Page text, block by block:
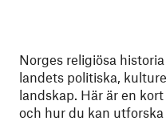
Norges religiösa
landets politiska,
landskap. Här är en
och hur du kan